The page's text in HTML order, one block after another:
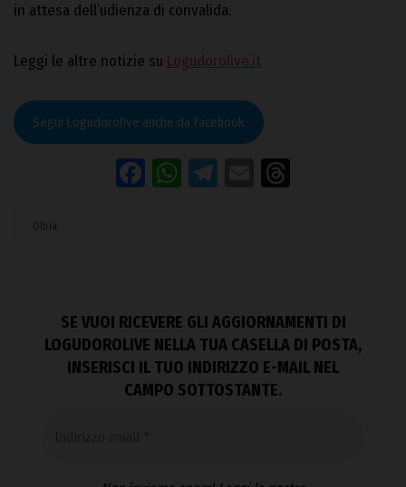
in attesa dell’udienza di convalida.
Leggi le altre notizie su Logudorolive.it
Segui Logudorolive anche da Facebook
Facebook
WhatsApp
Telegram
Email
Olbia
SE VUOI RICEVERE GLI AGGIORNAMENTI DI
LOGUDOROLIVE NELLA TUA CASELLA DI POSTA,
INSERISCI IL TUO INDIRIZZO E-MAIL NEL
CAMPO SOTTOSTANTE.